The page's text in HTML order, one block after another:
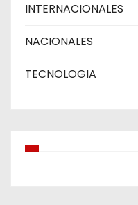
INTERNACIONALES
NACIONALES
TECNOLOGIA